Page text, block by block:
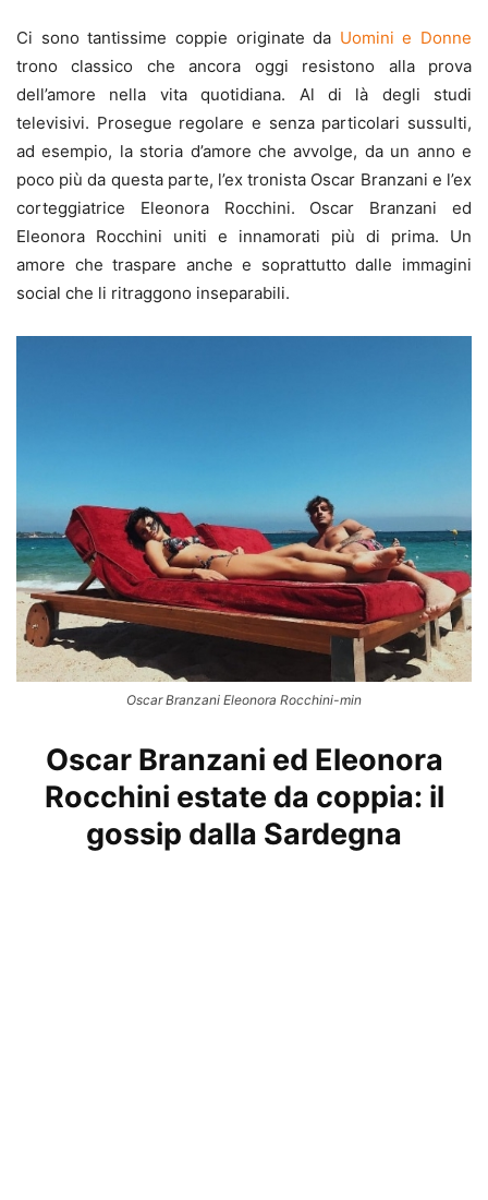
Ci sono tantissime coppie originate da Uomini e Donne
trono classico che ancora oggi resistono alla prova
dell’amore nella vita quotidiana. Al di là degli studi
televisivi. Prosegue regolare e senza particolari sussulti,
ad esempio, la storia d’amore che avvolge, da un anno e
poco più da questa parte, l’ex tronista Oscar Branzani e l’ex
corteggiatrice Eleonora Rocchini. Oscar Branzani ed
Eleonora Rocchini uniti e innamorati più di prima. Un
amore che traspare anche e soprattutto dalle immagini
social che li ritraggono inseparabili.
Oscar Branzani Eleonora Rocchini-min
Oscar Branzani ed Eleonora
Rocchini estate da coppia: il
gossip dalla Sardegna